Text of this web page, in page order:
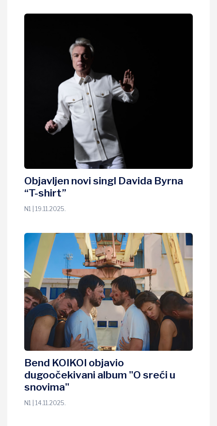
Objavljen novi singl Davida Byrna
“T-shirt”
N1 | 19.11.2025.
Bend KOIKOI objavio
dugoočekivani album "O sreći u
snovima"
N1 | 14.11.2025.